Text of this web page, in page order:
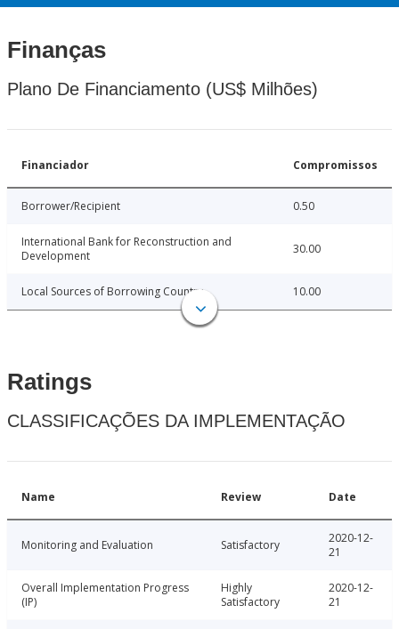
Finanças
Plano De Financiamento (US$ Milhões)
Financiador Compromissos
Borrower/Recipient 0.50
International Bank for Reconstruction and
Development
30.00
Local Sources of Borrowing Country 10.00
Ratings
CLASSIFICAÇÕES DA IMPLEMENTAÇÃO
Name Review Date
Monitoring and Evaluation Satisfactory
2020-12-
21
Overall Implementation Progress
(IP)
Highly
Satisfactory
2020-12-
21